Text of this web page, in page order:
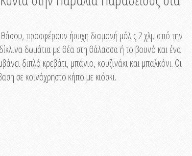
προσφέρουν ήσυχη διαμονή μόλις 2 χλμ από την
δωμάτια με θέα στη θάλασσα ή το βουνό και ένα
διπλό κρεβάτι, μπάνιο, κουζινάκι και μπαλκόνι. Οι
σε κοινόχρηστο κήπο με κιόσκι.